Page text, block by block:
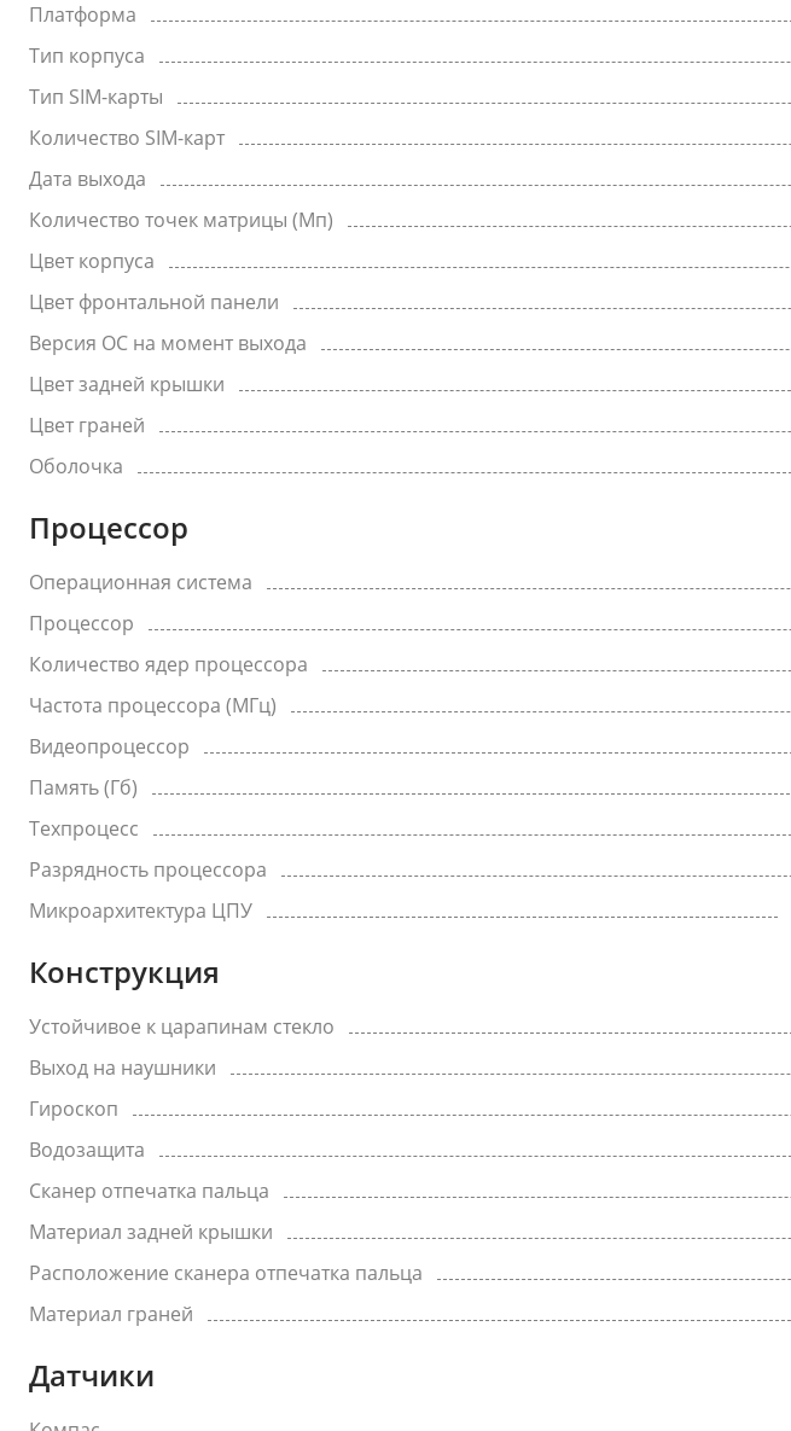
Платформа
Тип корпуса
Тип SIM-карты
Количество SIM-карт
Дата выхода
Количество точек матрицы (Мп)
Цвет корпуса
Цвет фронтальной панели
Версия ОС на момент выхода
Цвет задней крышки
Цвет граней
Оболочка
Процессор
Операционная система
Процессор
Количество ядер процессора
Частота процессора (МГц)
Видеопроцессор
Память (Гб)
Техпроцесс
Разрядность процессора
Микроархитектура ЦПУ
Конструкция
Устойчивое к царапинам стекло
Выход на наушники
Гироскоп
Водозащита
Сканер отпечатка пальца
Материал задней крышки
Расположение сканера отпечатка пальца
Материал граней
Датчики